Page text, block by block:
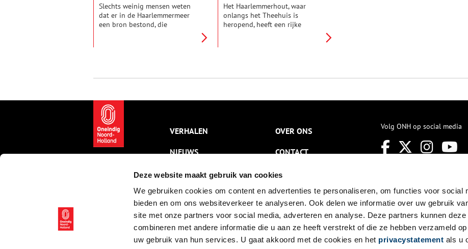
Deze website maakt gebruik van cookies
We gebruiken cookies om content en advertenties te personaliseren, om functies voor social
bieden en om ons websiteverkeer te analyseren. Ook delen we informatie over uw gebruik
site met onze partners voor social media, adverteren en analyse. Deze partners kunnen deze
combineren met andere informatie die u aan ze heeft verstrekt of die ze hebben verzameld
uw gebruik van hun services. U gaat akkoord met de cookies en het privacystatement als u
Slechts weinig mensen weten
dat er in de Haarlemmermeer
een bron bestond, die
te doen.
Het Haarlemmerhout, waar
onlangs het Theehuis is
heropend, heeft een rijke
VERHALEN
NIEUWS
KALENDER
THEMA’S
ACTIVITEITEN
VIDEO’S
OVER ONS
CONTACT
NIEUWSBRIEF
DISCLAIMER
PRIVACY
TOEGANKELIJKHEID
Volg ONH op social media